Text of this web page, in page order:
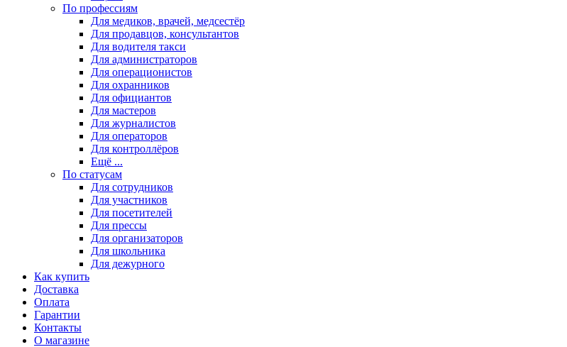
По профессиям
Для медиков, врачей, медсестёр
Для продавцов, консультантов
Для водителя такси
Для администраторов
Для операционистов
Для охранников
Для официантов
Для мастеров
Для журналистов
Для операторов
Для контроллёров
Ещё ...
По статусам
Для сотрудников
Для участников
Для посетителей
Для прессы
Для организаторов
Для школьника
Для дежурного
Как купить
Доставка
Оплата
Гарантии
Контакты
О магазине